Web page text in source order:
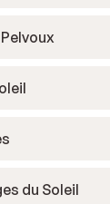
du Soleil